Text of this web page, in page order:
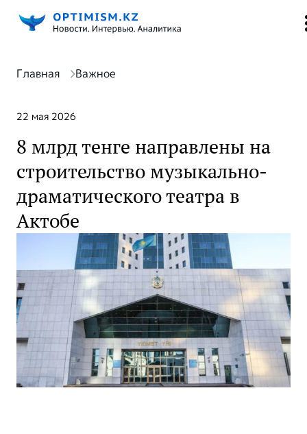
Главная Важное
22 мая 2026
8 млрд тенге направлены на
строительство музыкально-
драматического театра в
Актобе